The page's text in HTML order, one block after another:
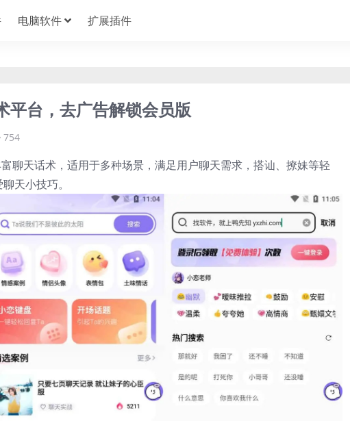
电脑软件 扩展插件
平台，去广告解锁会员版
754
聊天话术，适用于多种场景，满足用户聊天需求，搭讪、撩妹等轻
天小技巧。